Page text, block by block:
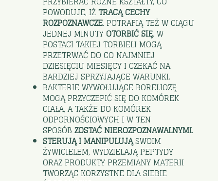
POWODUJE, IŻTRACĄ CECHY
ROZPOZNAWCZE. POTRAFIĄ TEŻ W CIĄGU
JEDNEJ MINUTYOTORBIĆ SIĘ. W
POSTACI TAKIEJ TORBIELI MOGĄ
PRZETRWAĆ DO CO NAJMNIEJ
DZIESIĘCIU MIESIĘCY I CZEKAĆ NA
BARDZIEJ SPRZYJAJĄCE WARUNKI.
BAKTERIE WYWOŁUJĄCE BORELIOZĘ
MOGĄ PRZYCZEPIĆ SIĘ DO KOMÓREK
CIAŁA, A TAKŻE DO KOMÓREK
ODPORNOŚCIOWYCH I W TEN
SPOSÓBZOSTAĆ NIEROZPOZNAWALNYMI.
STERUJĄ I MANIPULUJĄSWOIM
ŻYWICIELEM, WYDZIELAJĄ PEPTYDY
ORAZ PRODUKTY PRZEMIANY MATERII
TWORZĄC KORZYSTNE DLA SIEBIE